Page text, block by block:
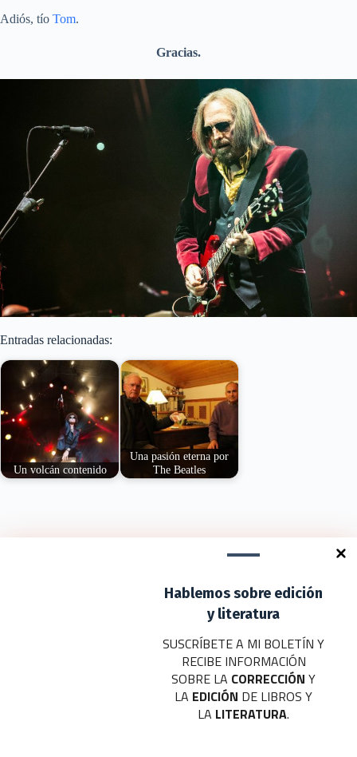
Adiós, tío Tom.
Gracias.
Hablemos sobre edición
y literatura
SUSCRÍBETE A MI BOLETÍN Y
RECIBE INFORMACIÓN
SOBRE LA CORRECCIÓNY
LA EDICIÓN DE LIBROS Y
LA LITERATURA.
Entradas relacionadas:
Un volcán contenido
Una pasión eterna por
The Beatles
Tu dirección de correo electrónico no será publicada. Los campos